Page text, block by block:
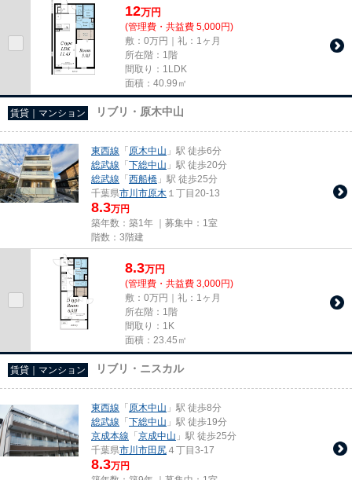
12万円
(管理費・共益費 5,000円)
敷：0万円｜礼：1ヶ月
所在階：1階
間取り：1LDK
面積：40.99㎡
賃貸｜マンション リブリ・原木中山
東西線 「原木中山 」駅 徒歩6分
総武線 「下総中山 」駅 徒歩20分
総武線 「西船橋 」駅 徒歩25分
千葉県市川市原木 １丁目20-13
8.3万円
築年数：築1年 ｜募集中： 1室
階数：3階建
8.3万円
(管理費・共益費 3,000円)
敷：0万円｜礼：1ヶ月
所在階：1階
間取り：1K
面積：23.45㎡
賃貸｜マンション リブリ・ニスカル
東西線 「原木中山 」駅 徒歩8分
総武線 「下総中山 」駅 徒歩19分
京成本線 「京成中山 」駅 徒歩25分
千葉県市川市田尻 ４丁目3-17
8.3万円